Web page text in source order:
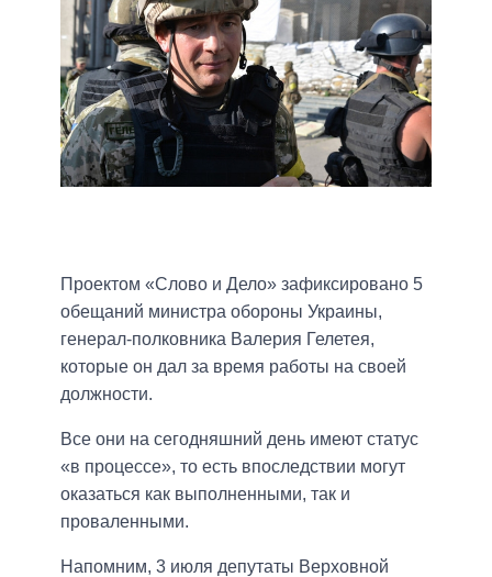
Проектом «Слово и Дело» зафиксировано 5
обещаний министра обороны Украины,
генерал-полковника Валерия Гелетея,
которые он дал за время работы на своей
должности.
Все они на сегодняшний день имеют статус
«в процессе», то есть впоследствии могут
оказаться как выполненными, так и
проваленными.
Напомним, 3 июля депутаты Верховной